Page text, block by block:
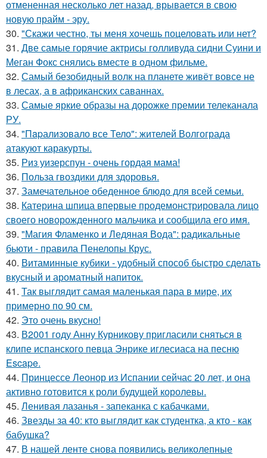
отмененная несколько лет назад, врывается в свою
новую прайм - эру.
30. "Скажи честно, ты меня хочешь поцеловать или нет?
31. Две самые горячие актрисы голливуда сидни Суини и
Меган Фокс снялись вместе в одном фильме.
32. Самый безобидный волк на планете живёт вовсе не
в лесах, а в африканских саваннах.
33. Самые яркие образы на дорожке премии телеканала
РУ.
34. "Пapализовало все Тело": жителей Волгограда
атакуют каракурты.
35. Риз уизерспун - очень гордая мама!
36. Польза гвоздики для здоровья.
37. Замечательное обеденное блюдо для всей семьи.
38. Катерина шпица впервые продемонстрировала лицо
своего новорожденного мальчика и сообщила его имя.
39. "Магия Фламенко и Ледяная Вода": радикальные
бьюти - правила Пенелопы Крус.
40. Витаминные кубики - удобный способ быстро сделать
вкусный и ароматный напиток.
41. Так выглядит самая маленькая пара в мире, их
примерно по 90 см.
42. Это очень вкусно!
43. В2001 году Анну Курникову пригласили сняться в
клипе испанского певца Энрике иглесиаса на песню
Escape.
44. Принцессе Леонор из Испании сейчас 20 лет, и она
активно готовится к роли будущей королевы.
45. Ленивая лазанья - запеканка с кабачками.
46. Звезды за 40: кто выглядит как студентка, а кто - как
бабушка?
47. В нашей ленте снова появились великолепные